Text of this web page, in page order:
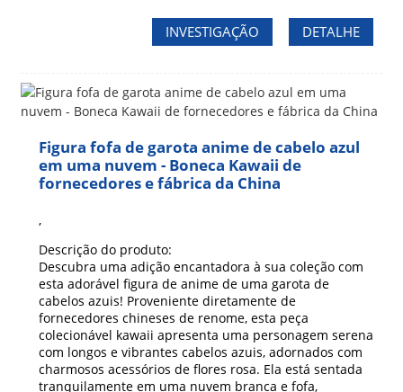
INVESTIGAÇÃO DETALHE
Figura fofa de garota anime de cabelo azul
em uma nuvem - Boneca Kawaii de
fornecedores e fábrica da China
,
Descrição do produto:
Descubra uma adição encantadora à sua coleção com
esta adorável figura de anime de uma garota de
cabelos azuis! Proveniente diretamente de
fornecedores chineses de renome, esta peça
colecionável kawaii apresenta uma personagem serena
com longos e vibrantes cabelos azuis, adornados com
charmosos acessórios de flores rosa. Ela está sentada
tranquilamente em uma nuvem branca e fofa,